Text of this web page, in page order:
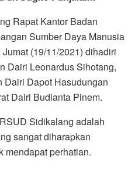
Rapat Kantor Badan
Sumber Daya Manusia
(19/11/2021) dihadiri
Dairi Leonardus Sihotang,
Dairi Dapot Hasudungan
Dairi Budianta Pinem.
Sidikalang adalah
sangat diharapkan
mendapat perhatian.